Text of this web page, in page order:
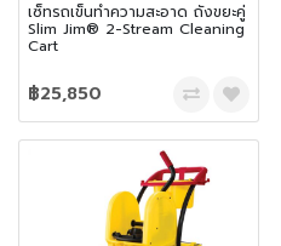
เซ็ทรถเข็นทำความสะอาด ถังขยะคู่
Slim Jim® 2-Stream Cleaning
Cart
฿25,850